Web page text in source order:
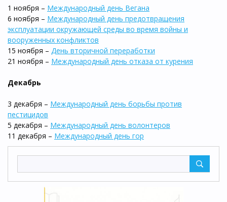
1 ноября – Международный день Вегана
6 ноября – Международный день предотвращения
эксплуатации окружающей среды во время войны и
вооруженных конфликтов
15 ноября – День вторичной переработки
21 ноября – Международный день отказа от курения
Декабрь
3 декабря – Международный день борьбы против
пестицидов
5 декабря – Международный день волонтеров
11 декабря – Международный день гор